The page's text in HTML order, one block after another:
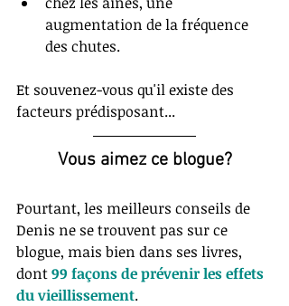
augmentation de la fréquence
des chutes.
Et souvenez-vous qu'il existe des
facteurs prédisposant...
Vous aimez ce blogue?
Pourtant, les meilleurs conseils de
Denis ne se trouvent pas sur ce
blogue, mais bien dans ses livres,
dont 99 façons de prévenir les effets
du vieillissement.